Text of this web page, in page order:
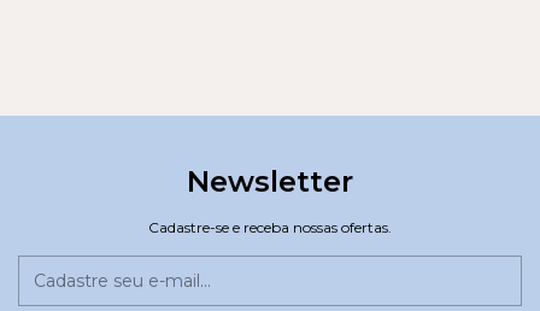
Newsletter
Cadastre-se e receba nossas ofertas.